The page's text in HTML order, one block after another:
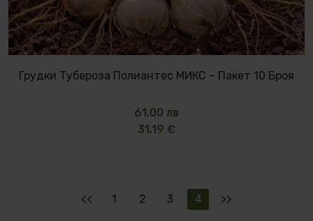
Грудки Тубероза Полиантес МИКС – Пакет 10 Броя
61.00 лв
31.19 €
<< 1 2 3 4 >>